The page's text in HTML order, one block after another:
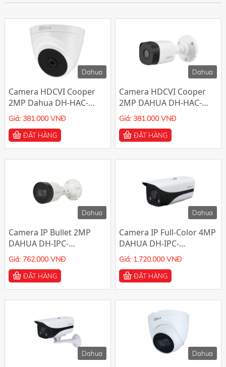
Dahua
Camera HDCVI Cooper
2MP Dahua DH-HAC-
T1A21P
Giá: 381.000 VNĐ
ĐẶT HÀNG
Dahua
Camera HDCVI Cooper
2MP DAHUA DH-HAC-
B1A21P
Giá: 381.000 VNĐ
ĐẶT HÀNG
Dahua
Camera IP Bullet 2MP
DAHUA DH-IPC-
HFW1230DS1-S5
Giá: 762.000 VNĐ
ĐẶT HÀNG
Dahua
Camera IP Full-Color 4MP
DAHUA DH-IPC-
HFW2439MP-AS-LED-B-S2
Giá: 1.720.000 VNĐ
ĐẶT HÀNG
Dahua Dahua